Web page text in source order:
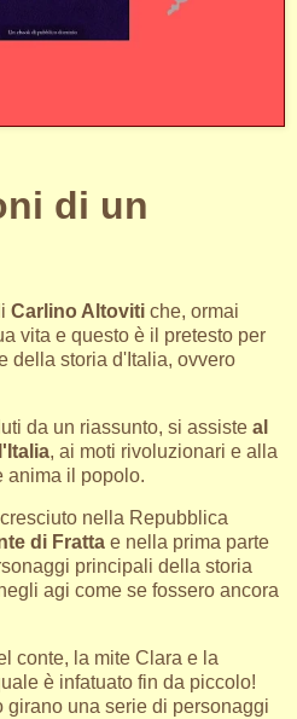
di un
Carlino Altoviti che, ormai
vita e questo è il pretesto per
della storia d'Italia, ovvero
da un riassunto, si assiste al
, ai moti rivoluzionari e alla
anima il popolo.
nella Repubblica
di Fratta e nella prima parte
principali della storia
agi come se fossero ancora
conte, la mite Clara e la
è infatuato fin da piccolo!
una serie di personaggi